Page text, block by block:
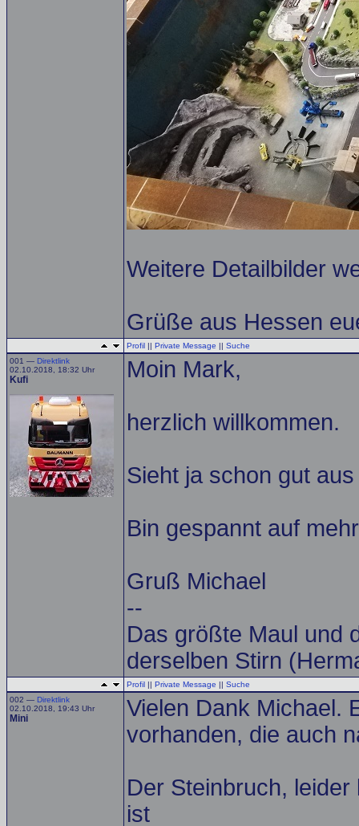
Weitere Detailbilder
Grüße aus Hessen
Profil || Private Message || Suche
001 — Direktlink
02.10.2018, 18:32 Uhr
Kufi Moin Mark,
herzlich willkommen.
Sieht ja schon gut
Bin gespannt auf
Gruß Michael
--
Das größte Maul und
derselben Stirn
Profil || Private Message || Suche
002 — Direktlink
02.10.2018, 19:43 Uhr
Mini
Vielen Dank Michael.
vorhanden, die auch
Der Steinbruch,
ist